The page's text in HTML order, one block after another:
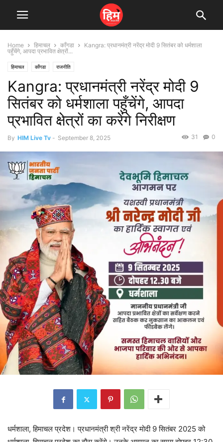
Home हिमाचल काँगडा
Kangra: प्रधानमंत्री नरेंद्र मोदी 9 सितंबर को धर्मशाला
पहुँचेंगे, आपदा प्रभावित क्षेत्रों...
हिमाचल काँगडा राजनीति
Kangra: प्रधानमंत्री नरेंद्र मोदी 9
सितंबर को धर्मशाला पहुँचेंगे, आपदा
प्रभावित क्षेत्रों का करेंगे निरीक्षण
By HIM Live Tv - September 8, 2025 0
31
धर्मशाला, हिमाचल प्रदेश। प्रधानमंत्री श्री नरेंद्र मोदी 9 सितंबर 2025 को